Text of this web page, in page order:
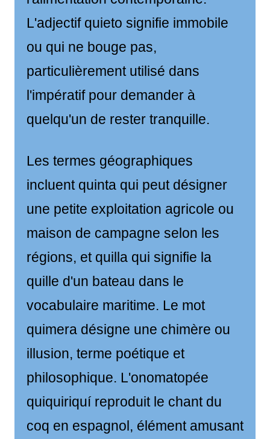
L'adjectif quieto signifie immobile
ou qui ne bouge pas,
particulièrement utilisé dans
l'impératif pour demander à
quelqu'un de rester tranquille.
Les termes géographiques
incluent quinta qui peut désigner
une petite exploitation agricole ou
maison de campagne selon les
régions, et quilla qui signifie la
quille d'un bateau dans le
vocabulaire maritime. Le mot
quimera désigne une chimère ou
illusion, terme poétique et
philosophique. L'onomatopée
quiquiriquí reproduit le chant du
coq en espagnol, élément amusant